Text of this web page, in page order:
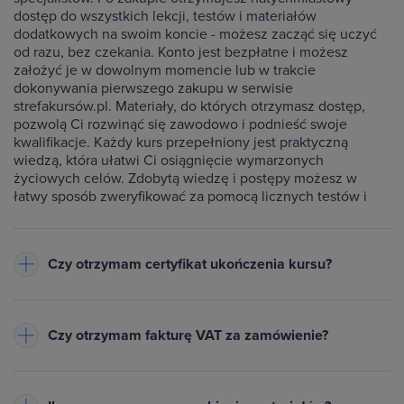
dostęp do wszystkich lekcji, testów i materiałów
dodatkowych na swoim koncie - możesz zacząć się uczyć
od razu, bez czekania. Konto jest bezpłatne i możesz
założyć je w dowolnym momencie lub w trakcie
dokonywania pierwszego zakupu w serwisie
strefakursów.pl. Materiały, do których otrzymasz dostęp,
pozwolą Ci rozwinąć się zawodowo i podnieść swoje
kwalifikacje. Każdy kurs przepełniony jest praktyczną
wiedzą, która ułatwi Ci osiągnięcie wymarzonych
życiowych celów. Zdobytą wiedzę i postępy możesz w
łatwy sposób zweryfikować za pomocą licznych testów i
Czy otrzymam certyfikat ukończenia kursu?
Twoim koncie w zakładce Certyfikaty. Warunkiem jego
Czy otrzymam fakturę VAT za zamówienie?